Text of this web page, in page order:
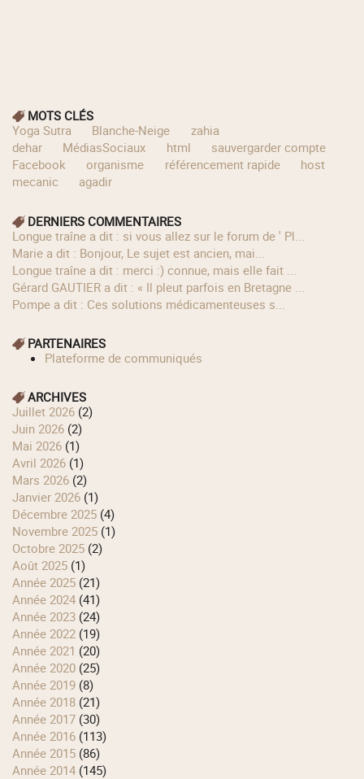
MOTS CLÉS
Yoga Sutra
Blanche-Neige
zahia
dehar
MédiasSociaux html
sauvergarder compte
Facebook
organisme référencement rapide
host
mecanic
agadir
DERNIERS COMMENTAIRES
longue traîne a dit : si vous allez sur le forum de ' Pl...
Marie a dit : Bonjour, Le sujet est ancien, mai...
longue traîne a dit : merci :) connue, mais elle fait ...
Gérard GAUTIER a dit : « Il pleut parfois en Bretagne ...
Pompe a dit : Ces solutions médicamenteuses s...
PARTENAIRES
Plateforme de communiqués
ARCHIVES
juillet 2026 (2)
juin 2026 (2)
mai 2026 (1)
avril 2026 (1)
mars 2026 (2)
janvier 2026 (1)
décembre 2025 (4)
novembre 2025 (1)
octobre 2025 (2)
août 2025 (1)
année 2025 (21)
année 2024 (41)
année 2023 (24)
année 2022 (19)
année 2021 (20)
année 2020 (25)
année 2019 (8)
année 2018 (21)
année 2017 (30)
année 2016 (113)
année 2015 (86)
année 2014 (145)